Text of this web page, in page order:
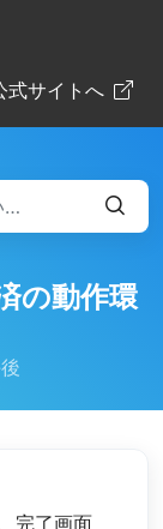
式サイトへ
の動作環
完了画面